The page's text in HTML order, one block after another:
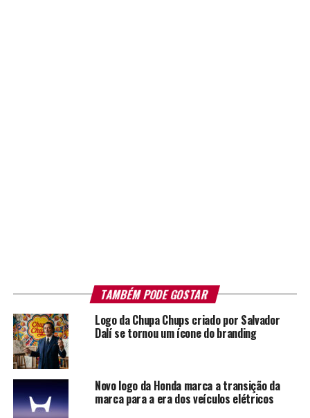
TAMBÉM PODE GOSTAR
Logo da Chupa Chups criado por Salvador
Dalí se tornou um ícone do branding
Novo logo da Honda marca a transição da
marca para a era dos veículos elétricos